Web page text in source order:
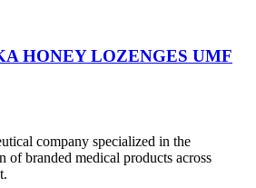
HONEY LOZENGES UMF
company specialized in the
of branded medical products across